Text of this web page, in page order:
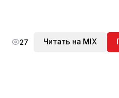
27 Читать на MIX